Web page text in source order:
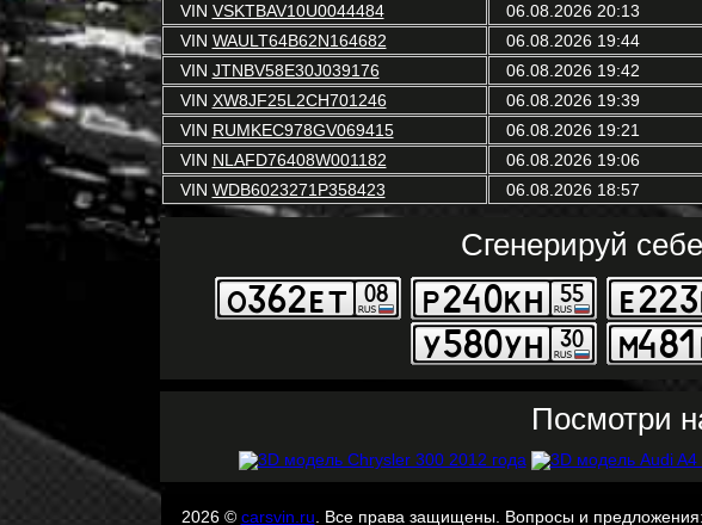
VIN VSKTBAV10U0044484 06.08.2026 20:13
VIN WAULT64B62N164682 06.08.2026 19:44
VIN JTNBV58E30J039176 06.08.2026 19:42
VIN XW8JF25L2CH701246 06.08.2026 19:39
VIN RUMKEC978GV069415 06.08.2026 19:21
VIN NLAFD76408W001182 06.08.2026 19:06
VIN WDB6023271P358423 06.08.2026 18:57
Сгенерируй
Посмотри
2026 © carsvin.ru. Все права защищены. Вопросы и